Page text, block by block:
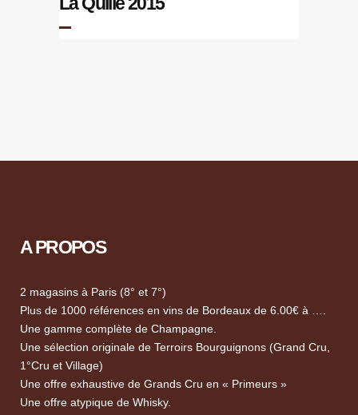
A PROPOS
2 magasins à Paris (8° et 7°)
Plus de 1000 références en vins de Bordeaux de 6.00€ à ….
Une gamme complète de Champagne.
Une sélection originale de Terroirs Bourguignons (Grand Cru,
1°Cru et Village)
Une offre exhaustive de Grands Cru en « Primeurs »
Une offre atypique de Whisky.